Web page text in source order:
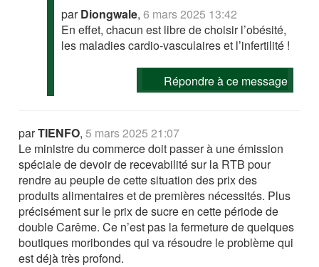
parDiongwale,6 mars 2025 13:42
En effet, chacun est libre de choisir l’obésité,
les maladies cardio-vasculaires et l’infertilité !
Répondre à ce message
parTIENFO,5 mars 2025 21:07
Le ministre du commerce doit passer à une émission
spéciale de devoir de recevabilité sur la RTB pour
rendre au peuple de cette situation des prix des
produits alimentaires et de premières nécessités. Plus
précisément sur le prix de sucre en cette période de
double Carême. Ce n’est pas la fermeture de quelques
boutiques moribondes qui va résoudre le problème qui
est déjà très profond.